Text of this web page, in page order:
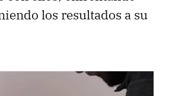
los resultados a su